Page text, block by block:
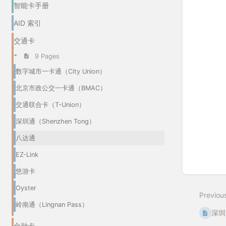
智能卡手册
AID 索引
交通卡
9 Pages
数字城市一卡通（City Union）
北京市政公交一卡通（BMAC）
交通联合卡（T-Union）
深圳通（Shenzhen Tong）
八达通
EZ-Link
悠游卡
Oyster
岭南通（Lingnan Pass）
深